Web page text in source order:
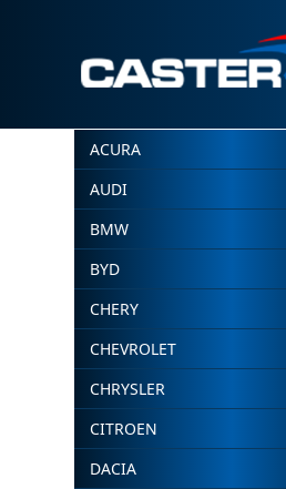
ACURA
AUDI
BMW
BYD
CHERY
CHEVROLET
CHRYSLER
CITROEN
DACIA